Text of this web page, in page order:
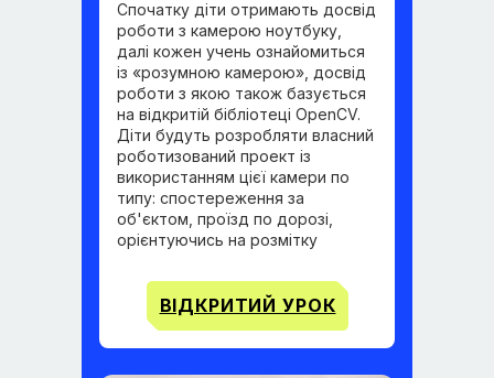
Спочатку діти отримають досвід
роботи з камерою ноутбуку,
далі кожен учень ознайомиться
із «розумною камерою», досвід
роботи з якою також базується
на відкритій бібліотеці OpenCV.
Діти будуть розробляти власний
роботизований проект із
використанням цієї камери по
типу: спостереження за
об'єктом, проїзд по дорозі,
орієнтуючись на розмітку
ВІДКРИТИЙ УРОК